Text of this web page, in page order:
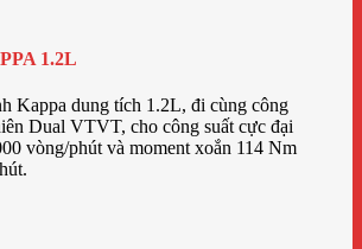
1.2L
Kappa dung tích 1.2L, đi cùng công
Dual VTVT, cho công suất cực đại
vòng/phút và moment xoắn 114 Nm